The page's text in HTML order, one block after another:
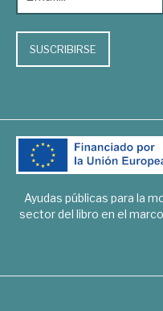
SUSCRIBIRSE
Ayudas públicas para la
sector del libro en el